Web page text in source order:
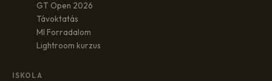
GT Open 2026
Távoktatás
MI Forradalom
Lightroom kurzus
ISKOLA